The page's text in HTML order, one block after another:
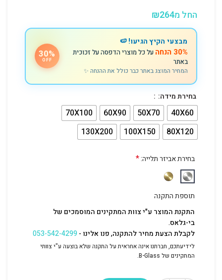
החל מ ₪264
מבצעי הקיץ הגיעו! 🍉
30% הנחה
על כל מוצרי הדפסה על זכוכית
באתר
המחיר המוצג באתר כבר כולל את ההנחה ✨
30%
OFF
בחירת מידה:
40X60
50X70
60X90
70X100
80X120
100X150
130X200
בחירת אביזר תלייה:*
תוספת התקנה
התקנת המוצר ע"י צוות המתקינים המוסמכים של
בי-גלאס.
לקבלת הצעת מחיר להתקנה, פנו אלינו -053-542-4299
לידיעתכם, חברתנו אינה אחראית על התקנה שלא בוצעה ע"י צוותי
המתקינים של B-Glass.